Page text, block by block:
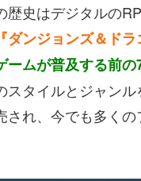
史はデジタルの
『ダンジョンズ＆ドラ
ームが普及する前
スタイルとジャン
れ、今でも多くの